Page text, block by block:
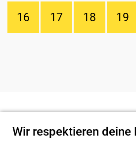
16 17 18 19
Wir respektieren deine